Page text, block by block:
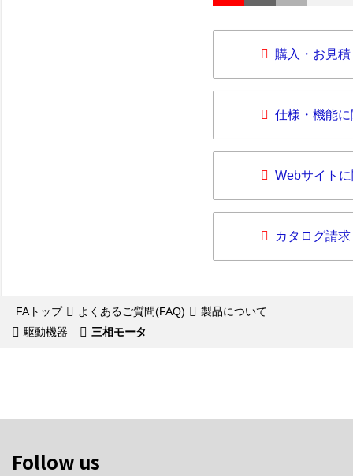
購入・お見
仕様・機能
Webサイト
カタログ請求
FAトップ よくあるご質問(FAQ)
製品について
駆動機器
三相モータ
Follow us